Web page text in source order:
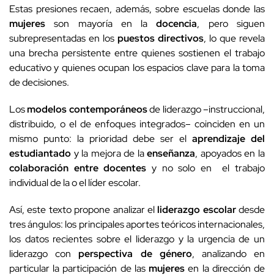
Estas presiones recaen, además, sobre escuelas donde las
mujeres son mayoría en ladocencia, pero siguen
subrepresentadas en los puestos directivos, lo que revela
una brecha persistente entre quienes sostienen el trabajo
educativo y quienes ocupan los espacios clave para la toma
de decisiones.
Losmodelos contemporáneosde liderazgo –instruccional,
distribuido, o el de enfoques integrados– coinciden en un
mismo punto: la prioridad debe ser el aprendizaje del
estudiantado y la mejora de laenseñanza, apoyados en la
colaboración entre docentes y no solo en el trabajo
individual de la o el líder escolar.
Así, este texto propone analizar elliderazgo escolardesde
tres ángulos: los principales aportes teóricos internacionales,
los datos recientes sobre el liderazgo y la urgencia de un
liderazgo conperspectiva de género, analizando en
particular la participación de lasmujeres en la dirección de